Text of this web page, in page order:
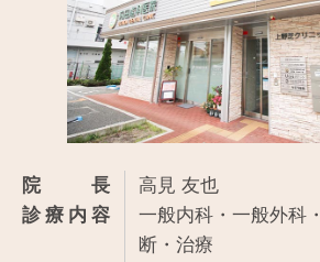
院長
高見 友也
診療内容
一般内科・一般外科
断・治療